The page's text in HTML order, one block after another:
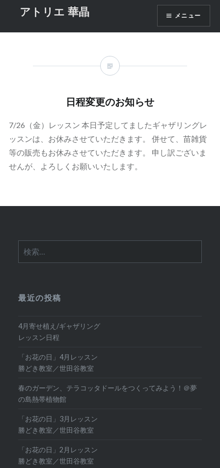
テ
アトリエ 華晶 メニュー
月:
日程変更のお知らせ
7/26（金）レッスン 本日予定してましたギャザリングレ
ッスンは、お休みさせていただきます。 併せて、苗雑貨
等の販売もお休みさせていただきます。 申し訳ございま
せんが、よろしくお願いいたします。
索:
最近の投稿
4月寄せ植え/ギャザリング
レッスン日程
「お花の日」4月レッスン
勝どき教室／世田谷教室
春のガーデン、テラコッタドールをつくってみよう！＠夢
の島熱帯植物館
「お花の日」3月レッスン
勝どき教室／世田谷教室
「お花の日」2月レッスン
勝どき教室／世田谷教室